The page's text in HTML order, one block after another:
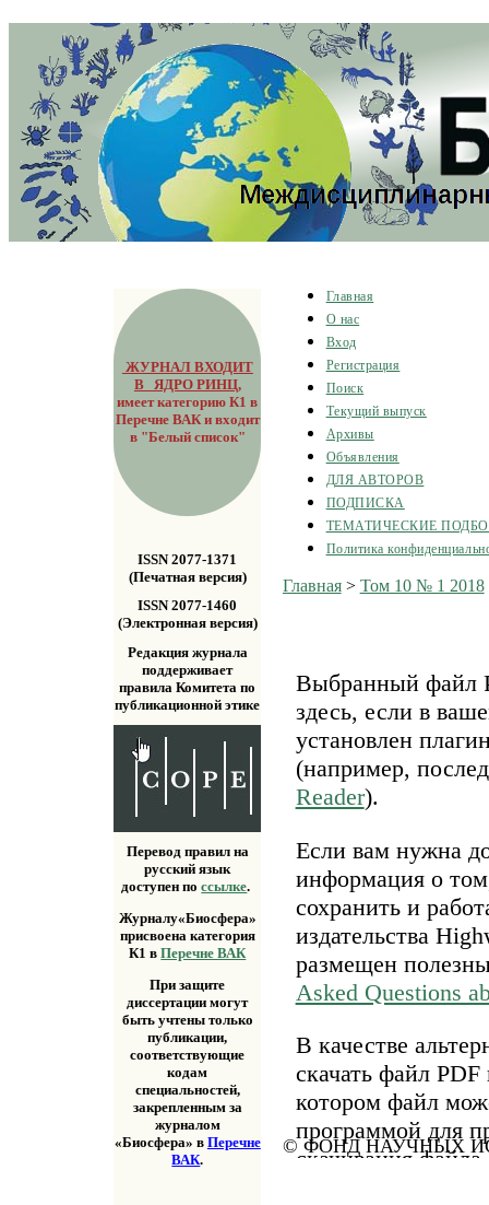
ЖУРНАЛ ВХОДИТ
В ЯДРО РИНЦ,
имеет категорию К1 в
Перечне ВАК и входит
в "Белый список"
ISSN 2077-1371
(Печатная версия)
ISSN 2077-1460
(Электронная версия)
Редакция журнала
поддерживает
правила Комитета по
публикационной этике
Перевод правил на
русский язык
доступен поссылке.
Журналу«Биосфера»
присвоена категория
К1 вПеречне ВАК
При защите
диссертации могут
быть учтены только
публикации,
соответствующие
кодам
специальностей,
закрепленным за
журналом
«Биосфера» в Перечне
ВАК.
Главная
О нас
Вход
Регистрация
Поиск
Текущий выпуск
Архивы
Объявления
ДЛЯ АВТОРОВ
ПОДПИСКА
ТЕМАТИЧЕСКИЕ
Политика
Главная> Том 10 № 1 2018
Выбранный файл
здесь, если в
установлен
(например,
Reader).
Если вам нужна
информация о
сохранить и
издательства
размещен
Asked Questions
В качестве
скачать файл
котором файл
программой для
скачивания
© ФОНД НАУЧНЫХ